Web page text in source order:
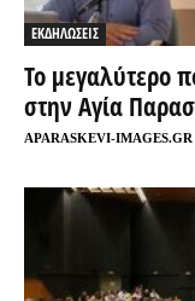
ΕΚΔΗΛΩΣΕΙΣ
Το μεγαλύτερο
στην Αγία
APARASKEVI-IMAGES.GR